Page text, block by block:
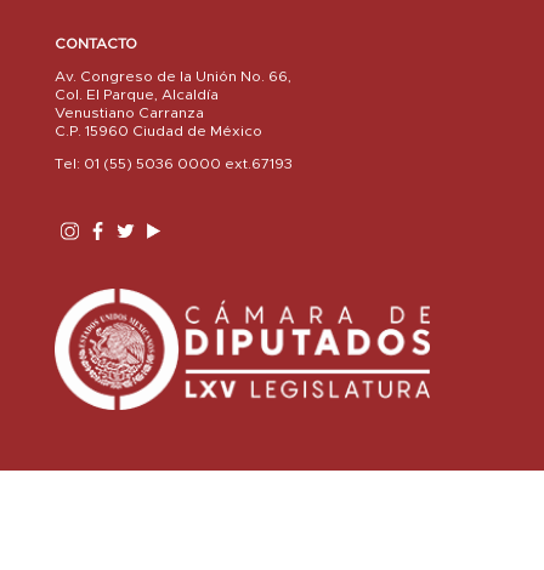
CONTACTO
Av. Congreso de la Unión No. 66,
Col. El Parque, Alcaldía
Venustiano Carranza
C.P. 15960 Ciudad de México
Tel: 01 (55) 5036 0000 ext.67193